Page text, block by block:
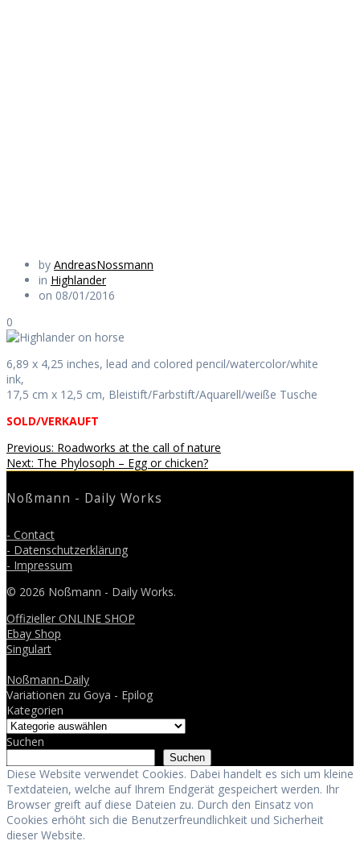
by AndreasNossmann
in Highlander
on 08/01/2016
0
6,89 x 4,25 inches, lead and colored pencil/watercolor/white
ink,
17,5 cm x 12,5 cm, Bleistift/Farbstift/Aquarell/weiße Tusche
SOLD/VERKAUFT
Beitragsnavigation
Previous: Previous
post:
Roadworks at the call of nature
Next: Next
The Phylosoph – Egg or chicken?
Noßmann - Daily Works
- Contact
- Datenschutzerklärung
- Impressum
© 2026 Noßmann - Daily Works.
Offizieller ONLINE SHOP
Ebay Shop
Singulart
Noßmann-Daily
Variationen zu Goya - Epilog
Kategorien
Suchen
Suchen
Diese Website verwendet Cookies. Dabei handelt es sich um kleine
Textdateien, welche auf Ihrem Endgerät gespeichert werden. Ihr
Browser greift auf diese Dateien zu. Durch den Einsatz von
Cookies erhöht sich die Benutzerfreundlichkeit und Sicherheit
dieser Website.